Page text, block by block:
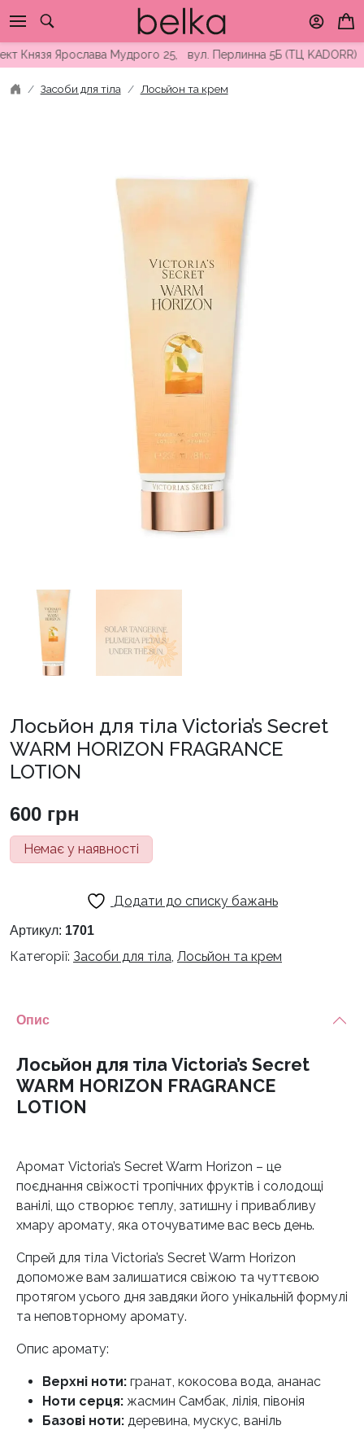
to
contentЯрослава Мудрого 25, вул. Перлинна 5Б (ТЦ KADORR) ∘
Засоби для тіла Лосьйон та крем
Лосьйон для тіла Victoria’s Secret
WARM HORIZON FRAGRANCE
LOTION
600 грн
Немає у наявності
Додати до списку бажань
Артикул: 1701
Категорії: Засоби для тіла, Лосьйон та крем
Опис
Лосьйон для тіла Victoria’s Secret
WARM HORIZON FRAGRANCE
LOTION
Аромат Victoria’s Secret Warm Horizon – це
поєднання свіжості тропічних фруктів і солодощі
ванілі, що створює теплу, затишну і привабливу
хмару аромату, яка оточуватиме вас весь день.
Спрей для тіла Victoria’s Secret Warm Horizon
допоможе вам залишатися свіжою та чуттєвою
протягом усього дня завдяки його унікальній формулі
та неповторному аромату.
Опис аромату:
Верхні ноти: гранат, кокосова вода, ананас
Ноти серця: жасмин Самбак, лілія, півонія
Базові ноти: деревина, мускус, ваніль